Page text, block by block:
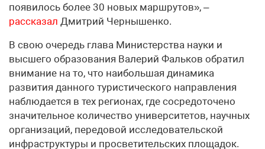
появилось более 30 новых маршрутов», –
рассказал Дмитрий Чернышенко.
В свою очередь глава Министерства науки и
высшего образования Валерий Фальков обратил
внимание на то, что наибольшая динамика
развития данного туристического направления
наблюдается в тех регионах, где сосредоточено
значительное количество университетов, научных
организаций, передовой исследовательской
инфраструктуры и просветительских площадок.